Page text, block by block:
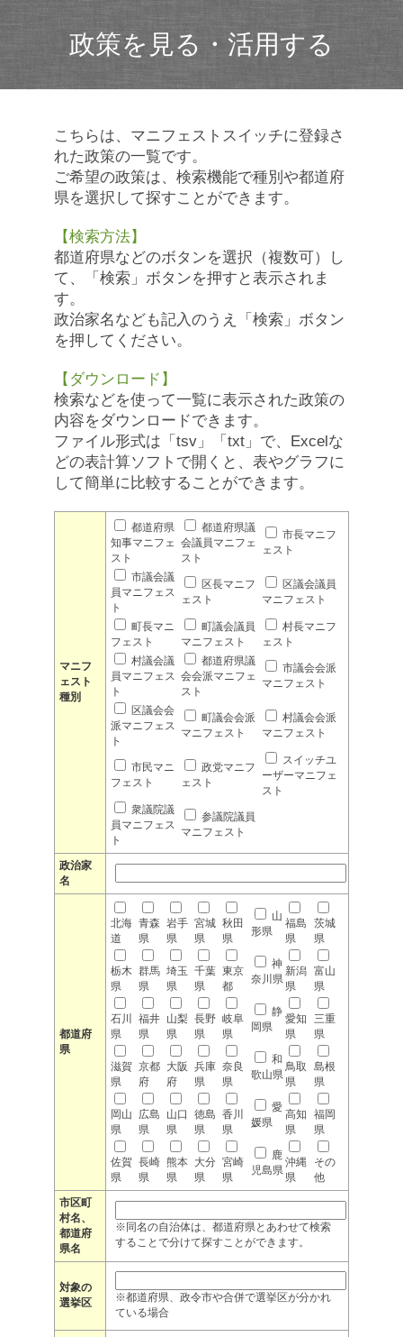
政策を見る・活用する
こちらは、マニフェストスイッチに登録さ
れた政策の一覧です。
ご希望の政策は、検索機能で種別や都道府
県を選択して探すことができます。
【検索方法】
都道府県などのボタンを選択（複数可）し
て、「検索」ボタンを押すと表示されま
す。
政治家名なども記入のうえ「検索」ボタン
を押してください。
【ダウンロード】
検索などを使って一覧に表示された政策の
内容をダウンロードできます。
ファイル形式は「tsv」「txt」で、Excelな
どの表計算ソフトで開くと、表やグラフに
して簡単に比較することができます。
マニフ
ェスト
種別
都道府県
知事マニフェ
スト
都道府県議
会議員マニフェ
スト
市長マニフ
ェスト
市議会議
員マニフェス
ト
区長マニフ
ェスト
区議会議員
マニフェスト
町長マニ
フェスト
町議会議員
マニフェスト
村長マニフ
ェスト
村議会議
員マニフェス
ト
都道府県議
会会派マニフェ
スト
市議会会派
マニフェスト
区議会会
派マニフェス
ト
町議会会派
マニフェスト
村議会会派
マニフェスト
市民マニ
フェスト
政党マニフ
ェスト
スイッチユ
ーザーマニフェ
スト
衆議院議
員マニフェス
ト
参議院議員
マニフェスト
政治家
名
都道府
県
北海
道
青森
県
岩手
県
宮城
県
秋田
県
山
形県
福島
県
茨城
県
栃木
県
群馬
県
埼玉
県
千葉
県
東京
都
神
奈川県
新潟
県
富山
県
石川
県
福井
県
山梨
県
長野
県
岐阜
県
静
岡県
愛知
県
三重
県
滋賀
県
京都
府
大阪
府
兵庫
県
奈良
県
和
歌山県
鳥取
県
島根
県
岡山
県
広島
県
山口
県
徳島
県
香川
県
愛
媛県
高知
県
福岡
県
佐賀
県
長崎
県
熊本
県
大分
県
宮崎
県
鹿
児島県
沖縄
県
その
他
市区町
村名、
都道府
県名
※同名の自治体は、都道府県とあわせて検索
することで分けて探すことができます。
対象の
選挙区
※都道府県、政令市や合併で選挙区が分かれ
ている場合